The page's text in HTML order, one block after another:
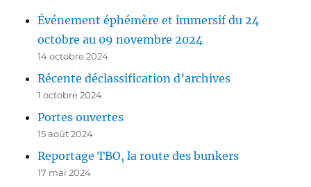
Événement éphémère et immersif du 24
octobre au 09 novembre 2024
14 octobre 2024
Récente déclassification d’archives
1 octobre 2024
Portes ouvertes
15 août 2024
Reportage TBO, la route des bunkers
17 mai 2024